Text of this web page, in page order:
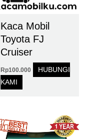
Kaca Mobil
Toyota FJ
Cruiser
Rp100.000
HUBUNGI
KAMI